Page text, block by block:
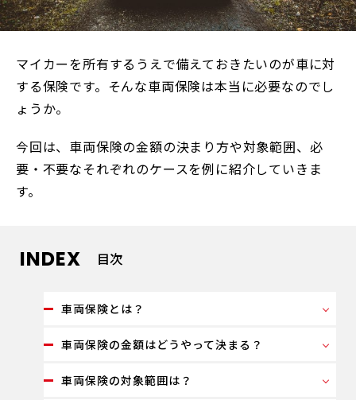
マイカーを所有するうえで備えておきたいのが車に対
する保険です。そんな車両保険は本当に必要なのでし
ょうか。
今回は、車両保険の金額の決まり方や対象範囲、必
要・不要なそれぞれのケースを例に紹介していきま
す。
INDEX 目次
車両保険とは？
車両保険の金額はどうやって決まる？
車両保険の対象範囲は？